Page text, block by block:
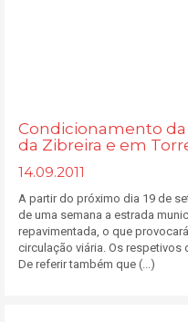
Condicionamento da
da Zibreira e em
14.09.2011
A partir do próximo dia 19 de
de uma semana a estrada
repavimentada, o que
circulação viária. Os
De referir também que (...)